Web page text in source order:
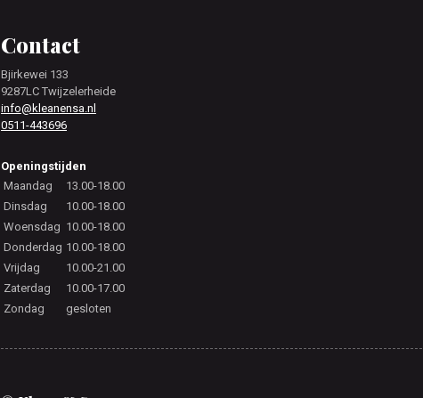
Contact
Bjirkewei 133
9287LC Twijzelerheide
info@kleanensa.nl
0511-443696
Openingstijden
Maandag
13.00-18.00
Dinsdag
10.00-18.00
Woensdag 10.00-18.00
Donderdag 10.00-18.00
Vrijdag
10.00-21.00
Zaterdag
10.00-17.00
Zondag
gesloten